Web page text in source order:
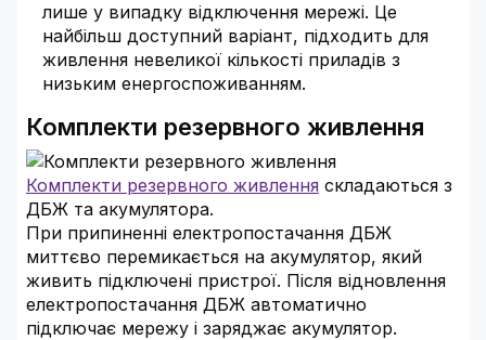
лише у випадку відключення мережі. Це
найбільш доступний варіант, підходить для
живлення невеликої кількості приладів з
низьким енергоспоживанням.
Комплекти резервного живлення
Комплекти резервного живлення складаються з
ДБЖ та акумулятора.
При припиненні електропостачання ДБЖ
миттєво перемикається на акумулятор, який
живить підключені пристрої. Після відновлення
електропостачання ДБЖ автоматично
підключає мережу і заряджає акумулятор.